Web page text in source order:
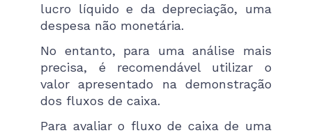
lucro líquido e da depreciação, uma
despesa não monetária.
No entanto, para uma análise mais
precisa, é recomendável utilizar o
valor apresentado na demonstração
dos fluxos de caixa.
Para avaliar o fluxo de caixa de uma